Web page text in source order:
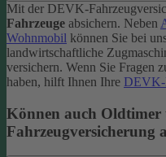
Mit der DEVK-
Fahrzeuge absichern. Neben
Wohnmobil können Sie bei
landwirtschaftliche
versichern. Wenn Sie Fragen
haben, hilft Ihnen Ihre DEVK-
Können auch
Fahrzeugversicherung